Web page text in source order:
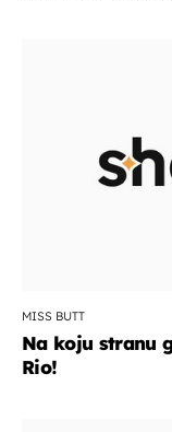
MISS BUTT
Na koju stranu
Rio!